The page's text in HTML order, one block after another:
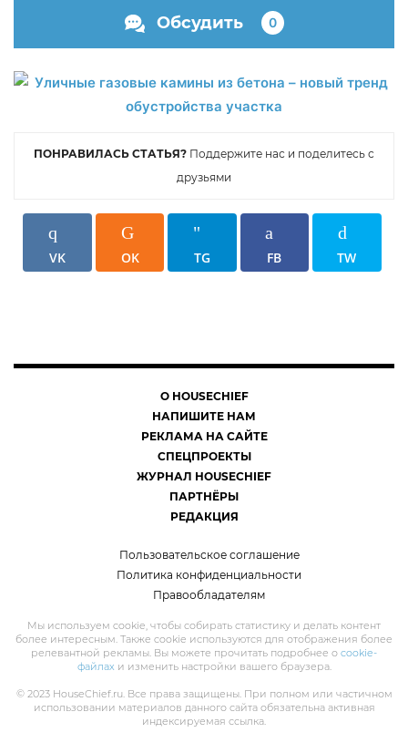
Обсудить 0
ПОНРАВИЛАСЬ СТАТЬЯ? Поддержите нас и поделитесь с
друзьями
VK OK TG FB TW
О HOUSECHIEF
НАПИШИТЕ НАМ
РЕКЛАМА НА САЙТЕ
СПЕЦПРОЕКТЫ
ЖУРНАЛ HOUSECHIEF
ПАРТНЁРЫ
РЕДАКЦИЯ
Пользовательское соглашение
Политика конфиденциальности
Правообладателям
Мы используем cookie, чтобы собирать статистику и делать контент
более интересным. Также cookie используются для отображения более
релевантной рекламы. Вы можете прочитать подробнее о cookie-
файлахи изменить настройки вашего браузера.
© 2023 HouseChief.ru. Все права защищены. При полном или частичном
использовании материалов данного сайта обязательна активная
индексируемая ссылка.